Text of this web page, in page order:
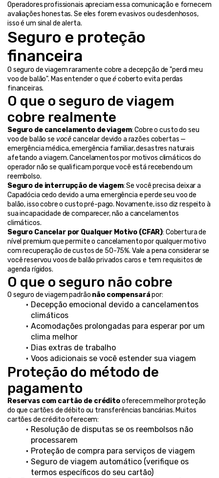
Operadores profissionais apreciam essa comunicação e fornecem
avaliações honestas. Se eles forem evasivos ou desdenhosos,
isso é um sinal de alerta.
Seguro e proteção
financeira
O seguro de viagem raramente cobre a decepção de "perdi meu
voo de balão". Mas entender o que é coberto evita perdas
financeiras.
O que o seguro de viagem
cobre realmente
Seguro de cancelamento de viagem: Cobre o custo do seu
voo de balão se você cancelar devido a razões cobertas —
emergência médica, emergência familiar, desastres naturais
afetando a viagem. Cancelamentos por motivos climáticos do
operador não se qualificam porque você está recebendo um
reembolso.
Seguro de interrupção de viagem: Se você precisa deixar a
Capadócia cedo devido a uma emergência e perde seu voo de
balão, isso cobre o custo pré-pago. Novamente, isso diz respeito à
sua incapacidade de comparecer, não a cancelamentos
climáticos.
Seguro Cancelar por Qualquer Motivo (CFAR): Cobertura de
nível premium que permite o cancelamento por qualquer motivo
com recuperação de custos de 50-75%. Vale a pena considerar se
você reservou voos de balão privados caros e tem requisitos de
agenda rígidos.
O que o seguro não cobre
O seguro de viagem padrão não compensará por:
Decepção emocional devido a cancelamentos
climáticos
Acomodações prolongadas para esperar por um
clima melhor
Dias extras de trabalho
Voos adicionais se você estender sua viagem
Proteção do método de
pagamento
Reservas com cartão de crédito oferecem melhor proteção
do que cartões de débito ou transferências bancárias. Muitos
cartões de crédito oferecem:
Resolução de disputas se os reembolsos não
processarem
Proteção de compra para serviços de viagem
Seguro de viagem automático (verifique os
termos específicos do seu cartão)